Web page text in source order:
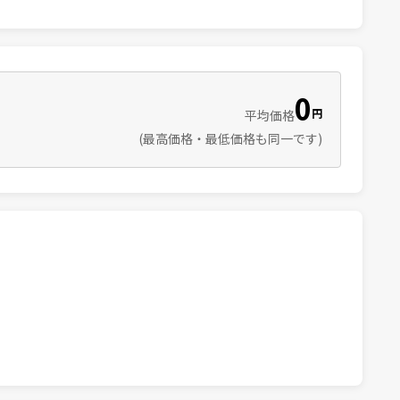
平均価格0円
(最高価格・最低価格も同一です)